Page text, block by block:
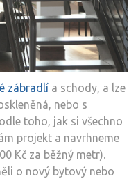
zábradlí a schody, a lze
nebo s
toho, jak si všechno
projekt a navrhneme
Kč za běžný metr).
o nový bytový nebo